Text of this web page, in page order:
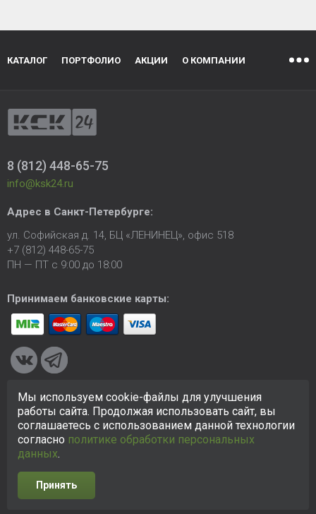
КАТАЛОГ ПОРТФОЛИО АКЦИИ О КОМПАНИИ
8 (812) 448-65-75
info@ksk24.ru
Адрес в Санкт-Петербурге:
ул. Софийская д. 14, БЦ «ЛЕНИНЕЦ», офис 518
+7 (812) 448-65-75
ПН — ПТ с 9:00 до 18:00
Принимаем банковские карты:
© 2005-2026 ООО «КСК». Сайтhttps://ksk24.ruсоздан
исключительно в информационных целях и любая информация
на сайте не является публичной офертой.Политика в
отношении персональных данных
Разработка сайта
Мы используем cookie-файлы для улучшения
работы сайта. Продолжая использовать сайт, вы
соглашаетесь с использованием данной технологии
согласно политике обработки персональных
данных.
Принять